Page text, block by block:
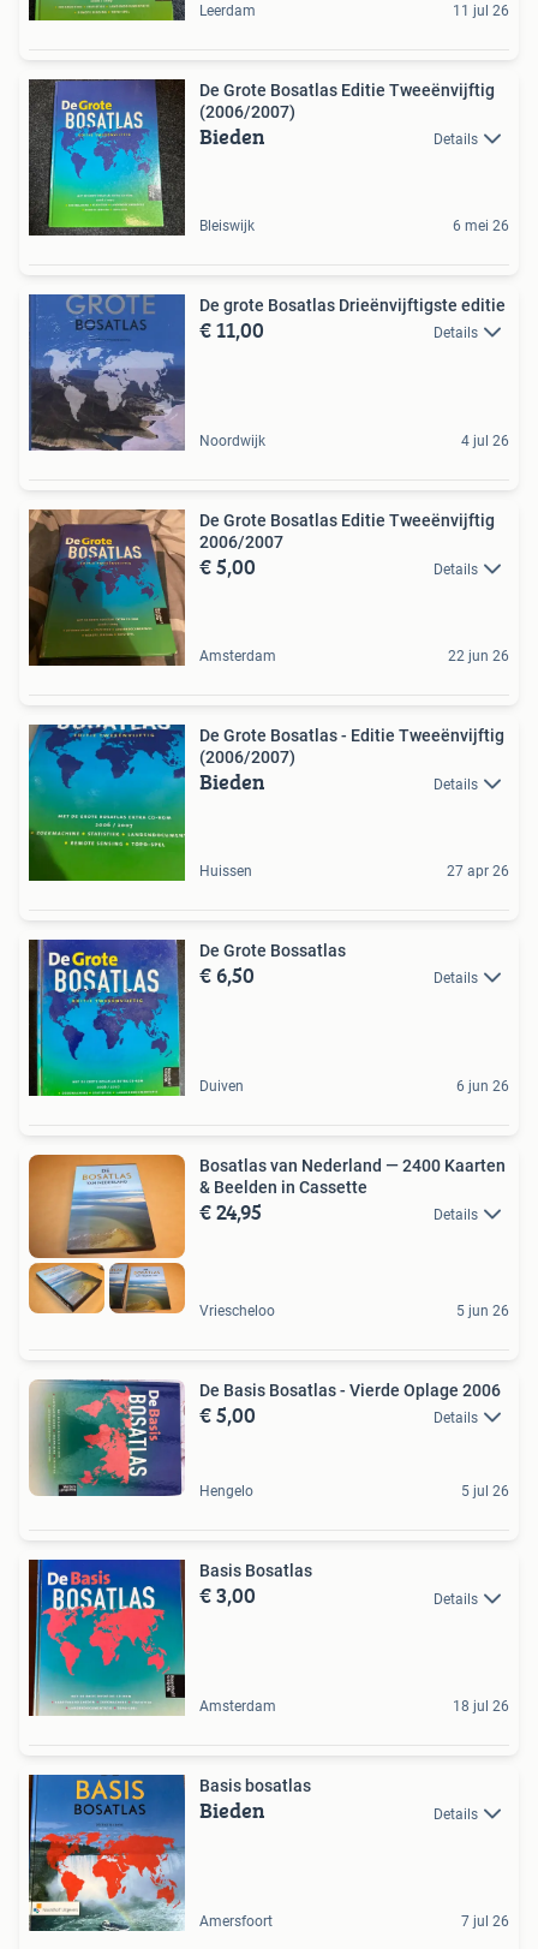
Leerdam 11 jul 26
De Grote Bosatlas Editie Tweeënvijftig
(2006/2007)
Bieden Details
Bleiswijk 6 mei 26
De grote Bosatlas Drieënvijftigste editie
€ 11,00 Details
Noordwijk 4 jul 26
De Grote Bosatlas Editie Tweeënvijftig
2006/2007
€ 5,00 Details
Amsterdam 22 jun 26
De Grote Bosatlas - Editie Tweeënvijftig
(2006/2007)
Bieden Details
Huissen 27 apr 26
De Grote Bossatlas
€ 6,50 Details
Duiven 6 jun 26
Bosatlas van Nederland — 2400 Kaarten
& Beelden in Cassette
€ 24,95 Details
Vriescheloo 5 jun 26
De Basis Bosatlas - Vierde Oplage 2006
€ 5,00 Details
Hengelo 5 jul 26
Basis Bosatlas
€ 3,00 Details
Amsterdam 18 jul 26
Basis bosatlas
Bieden Details
Amersfoort 7 jul 26